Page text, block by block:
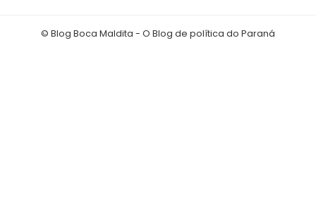
© Blog Boca Maldita - O Blog de política do Paraná